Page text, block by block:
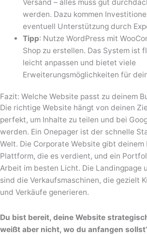
Versand – alles muss gut
werden. Dazu kommen
eventuell Unterstützung durch
Tipp: Nutze WordPress mit
Shop zu erstellen. Das System ist
leicht anpassen und bietet viele
Erweiterungsmöglichkeiten für
Fazit: Welche Website passt zu deinem
Die richtige Website hängt von deinen
perfekt, um Inhalte zu teilen und bei
werden. Ein Onepager ist der schnelle
Welt. Die Corporate Website gibt deinem
Plattform, die es verdient, und ein
Arbeit im besten Licht. Die Landingpage
sind die Verkaufsmaschinen, die gezielt
und Verkäufe generieren.
Du bist bereit, deine Website
weißt aber nicht, wo du anfangen